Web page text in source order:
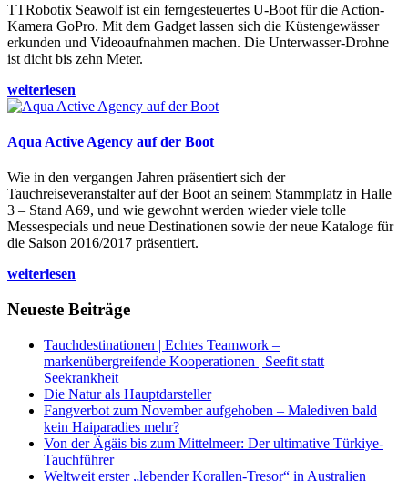
TTRobotix Seawolf ist ein ferngesteuertes U-Boot für die Action-
Kamera GoPro. Mit dem Gadget lassen sich die Küstengewässer
erkunden und Videoaufnahmen machen. Die Unterwasser-Drohne
ist dicht bis zehn Meter.
weiterlesen
Aqua Active Agency auf der Boot
Wie in den vergangen Jahren präsentiert sich der
Tauchreiseveranstalter auf der Boot an seinem Stammplatz in Halle
3 – Stand A69, und wie gewohnt werden wieder viele tolle
Messespecials und neue Destinationen sowie der neue Kataloge für
die Saison 2016/2017 präsentiert.
weiterlesen
Neueste Beiträge
Tauchdestinationen | Echtes Teamwork –
markenübergreifende Kooperationen | Seefit statt
Seekrankheit
Die Natur als Hauptdarsteller
Fangverbot zum November aufgehoben – Malediven bald
kein Haiparadies mehr?
Von der Ägäis bis zum Mittelmeer: Der ultimative Türkiye-
Tauchführer
Weltweit erster „lebender Korallen-Tresor“ in Australien